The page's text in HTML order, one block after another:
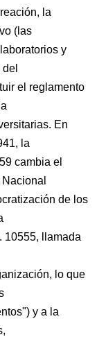
la
(las
y
el reglamento
En
la
cambia el
de los
10555, llamada
lo que
y a la